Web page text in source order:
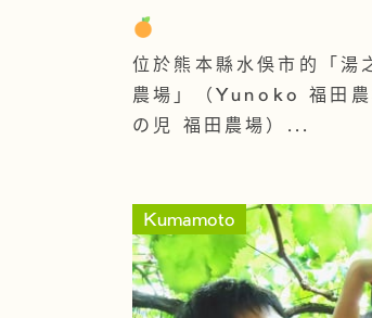
位於熊本縣水俁市的「湯
農場」（Yunoko 福田農
の児 福田農場）...
Kumamoto